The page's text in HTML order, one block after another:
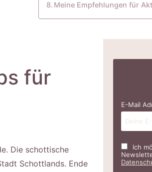
Meine Empfehlungen für
für
Die schottische
Schottlands. Ende
E-Mail
Ich